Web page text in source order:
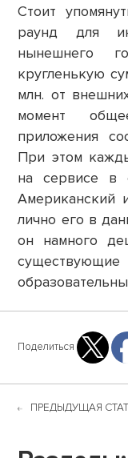
Стоит
раунд для
нынешнего
кругленькую
млн. от
момент
приложения
При этом
на сервисе в
Американский
лично его в
он намного
Поделиться
ПРЕДЫДУЩАЯ